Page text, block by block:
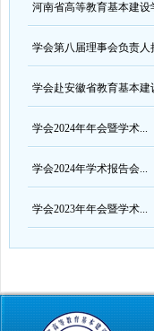
河南省高等教育基本建设
学会第八届理事会负责人
学会赴安徽省教育基本建
学会2024年年会暨学术...
学会2024年学术报告会...
学会2023年年会暨学术...